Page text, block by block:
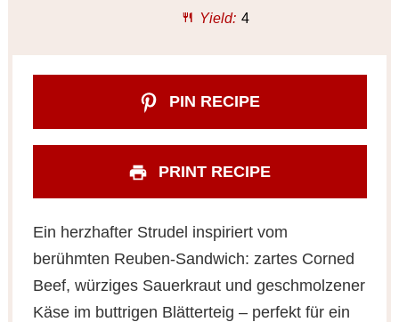
Yield: 4
PIN RECIPE
PRINT RECIPE
Ein herzhafter Strudel inspiriert vom
berühmten Reuben-Sandwich: zartes Corned
Beef, würziges Sauerkraut und geschmolzener
Käse im buttrigen Blätterteig – perfekt für ein